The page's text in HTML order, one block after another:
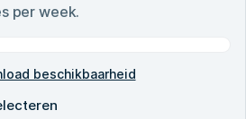
per week.
beschikbaarheid